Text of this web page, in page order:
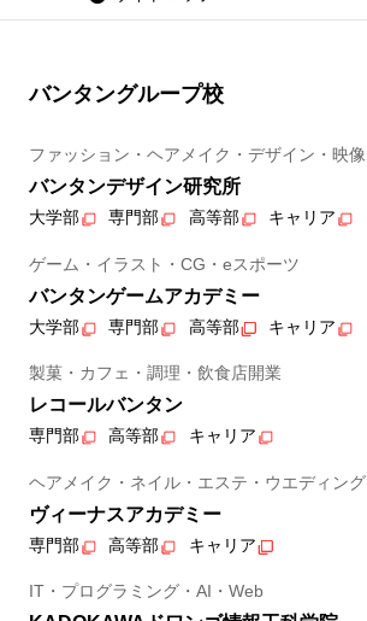
バンタングループ校
ファッション・ヘアメイク・デザイン・映像
バンタンデザイン研究所
大学部 専門部 高等部 キャリア
ゲーム・イラスト・CG・eスポーツ
バンタンゲームアカデミー
大学部 専門部 高等部 キャリア
製菓・カフェ・調理・飲食店開業
レコールバンタン
専門部 高等部 キャリア
ヘアメイク・ネイル・エステ・ウエディング
ヴィーナスアカデミー
専門部 高等部 キャリア
IT・プログラミング・AI・Web